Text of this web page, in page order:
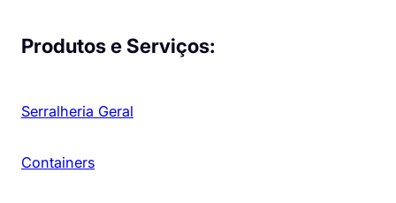
Produtos e Serviços:
Serralheria Geral
Containers